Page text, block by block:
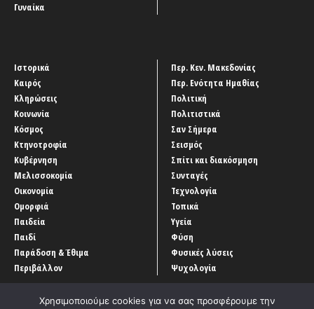
Γυναίκα
Ιστορικά
Καιρός
Κληρώσεις
Κοινωνία
Κόσμος
Κτηνοτροφία
Κυβέρνηση
Μελισσοκομία
Οικονομία
Ομορφιά
Παιδεία
Παιδί
Παράδοση & Έθιμα
Περιβάλλον
Περ. Κεν. Μακεδονίας
Περ. Ενότητα Ημαθίας
Πολιτική
Πολιτιστικά
Σαν Σήμερα
Σεισμός
Σπίτι και διακόσμηση
Συνταγές
Τεχνολογία
Τοπικά
Υγεία
Φύση
Φυσικές λύσεις
Ψυχολογία
Χρησιμοποιούμε cookies για να σας προσφέρουμε την